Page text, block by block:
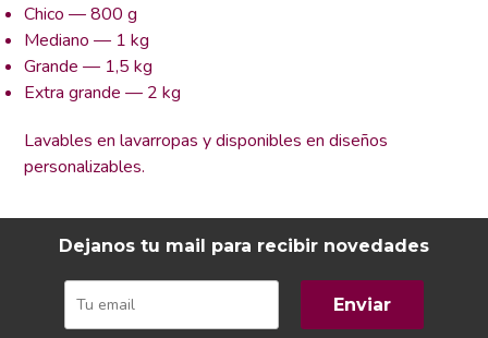
Chico — 800 g
Mediano — 1 kg
Grande — 1,5 kg
Extra grande — 2 kg
Lavables en lavarropas y disponibles en diseños
personalizables.
Dejanos tu mail para recibir novedades
Enviar